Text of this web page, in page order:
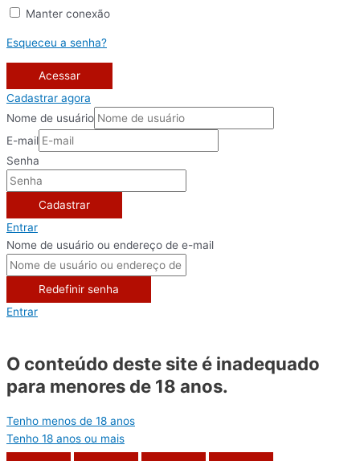
Manter conexão
Esqueceu a senha?
Acessar
Cadastrar agora
Nome de usuário
E-mail
Senha
Cadastrar
Entrar
Nome de usuário ou endereço de e-mail
Redefinir senha
Entrar
O conteúdo deste site é inadequado
para menores de 18 anos.
Tenho menos de 18 anos
Tenho 18 anos ou mais